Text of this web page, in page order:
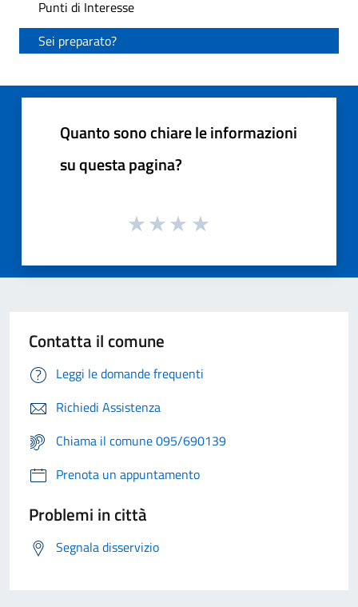
Punti di Interesse
Sei preparato?
Quanto sono chiare le informazioni
su questa pagina?
Contatta il comune
Leggi le domande frequenti
Richiedi Assistenza
Chiama il comune 095/690139
Prenota un appuntamento
Problemi in città
Segnala disservizio